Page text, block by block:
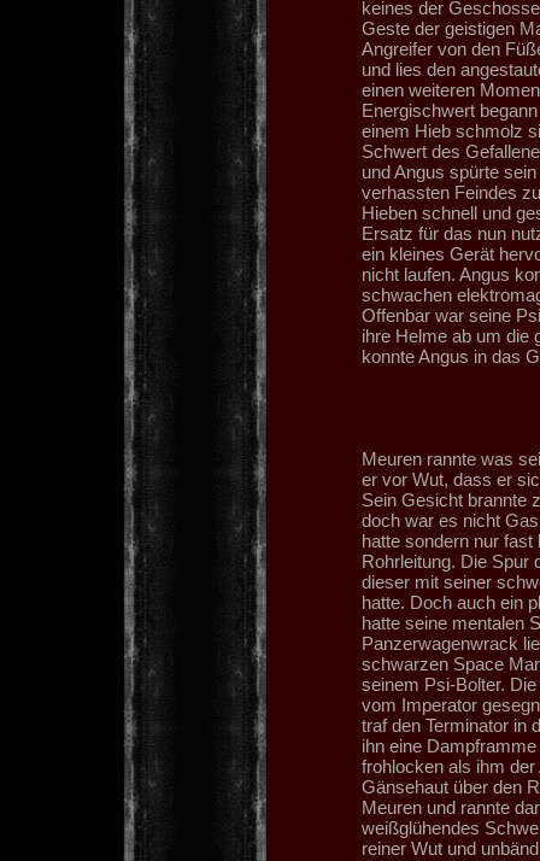
keines der
Geste der geistigen
Angreifer von den
und lies den
einen weiteren
Energischwert
einem Hieb schmolz
Schwert des
und Angus spürte
verhassten Feindes
Hieben schnell und
Ersatz für das nun
ein kleines Gerät
nicht laufen. Angus
schwachen
Offenbar war seine
ihre Helme ab um die
konnte Angus in das
Meuren rannte was
er vor Wut, dass er
Sein Gesicht brannte
doch war es nicht
hatte sondern nur
Rohrleitung. Die Spur
dieser mit seiner
hatte. Doch auch ein
hatte seine mentalen
Panzerwagenwrack
schwarzen Space
seinem Psi-Bolter.
vom Imperator
traf den Terminator in
ihn eine
frohlocken als ihm
Gänsehaut über den
Meuren und rannte
weißglühendes
reiner Wut und